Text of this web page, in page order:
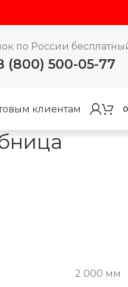
по России
(800) 500-05-77
клиентам 0
2 000 мм